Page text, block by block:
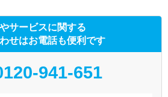
サービスに関する
せはお電話も便利です
941-651